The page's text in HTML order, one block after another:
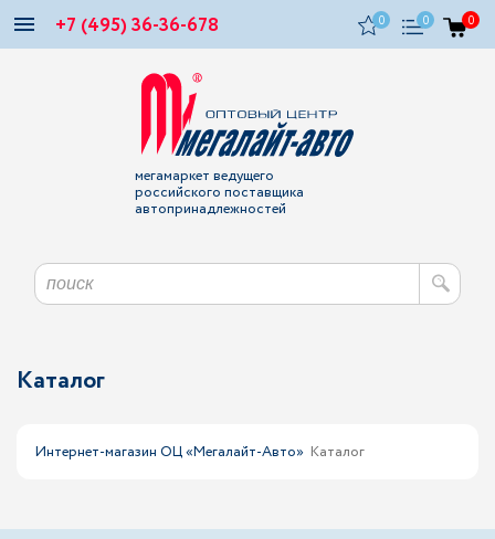
+7 (495) 36-36-678 0 0 0
мегамаркет ведущего
российского поставщика
автопринадлежностей
Каталог
Интернет-магазин ОЦ «Мегалайт-Авто» Каталог